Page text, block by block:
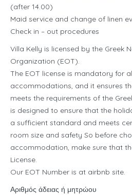
(after 14.00)
Maid service and change of linen
Check in – out procedures
Villa Kelly is licensed by the Greek
Organization (EOT).
The EOT license is mandatory for
accommodations, and it ensures
meets the requirements of the
is designed to ensure that the
a sufficient standard and meets
room size and safety So before
accommodation, make sure that
License.
Our EOT Number is at airbnb site.
Αριθμός άδειας ή μητρώου